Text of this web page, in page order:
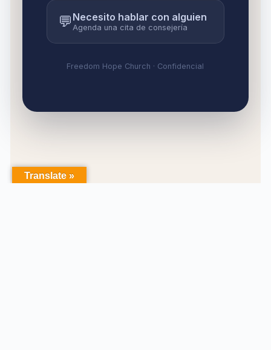
💬 Necesito hablar con alguien
Agenda una cita de consejería
Freedom Hope Church · Confidencial
Translate »